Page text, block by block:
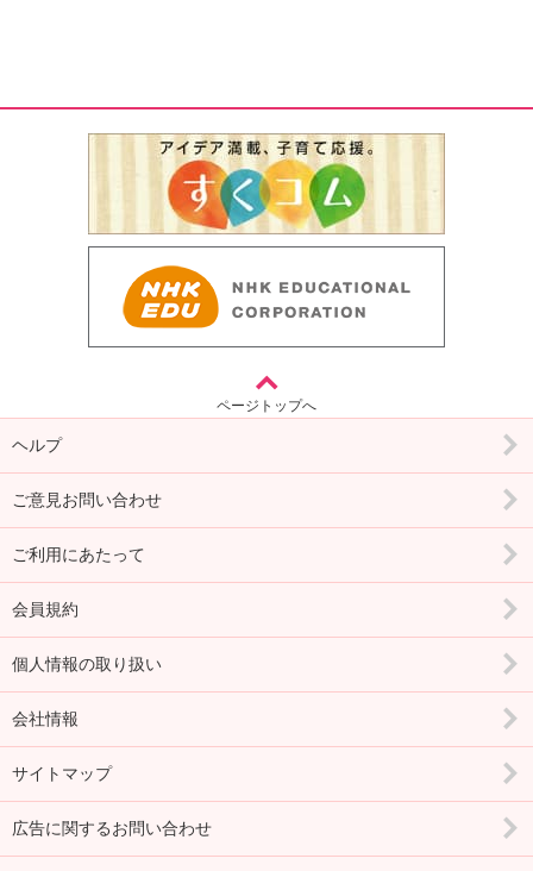
ページトップへ
ヘルプ
ご意見お問い合わせ
ご利用にあたって
会員規約
個人情報の取り扱い
会社情報
サイトマップ
広告に関するお問い合わせ